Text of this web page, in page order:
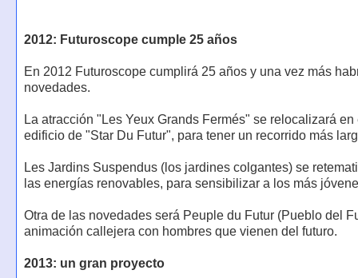
2012: Futuroscope cumple 25 años
En 2012 Futuroscope cumplirá 25 años y una vez más
novedades.
La atracción "Les Yeux Grands Fermés" se relocalizará
edificio de "Star Du Futur", para tener un recorrido más
Les Jardins Suspendus (los jardines colgantes) se
las energías renovables, para sensibilizar a los más
Otra de las novedades será Peuple du Futur (Pueblo del
animación callejera con hombres que vienen del futuro.
2013: un gran proyecto